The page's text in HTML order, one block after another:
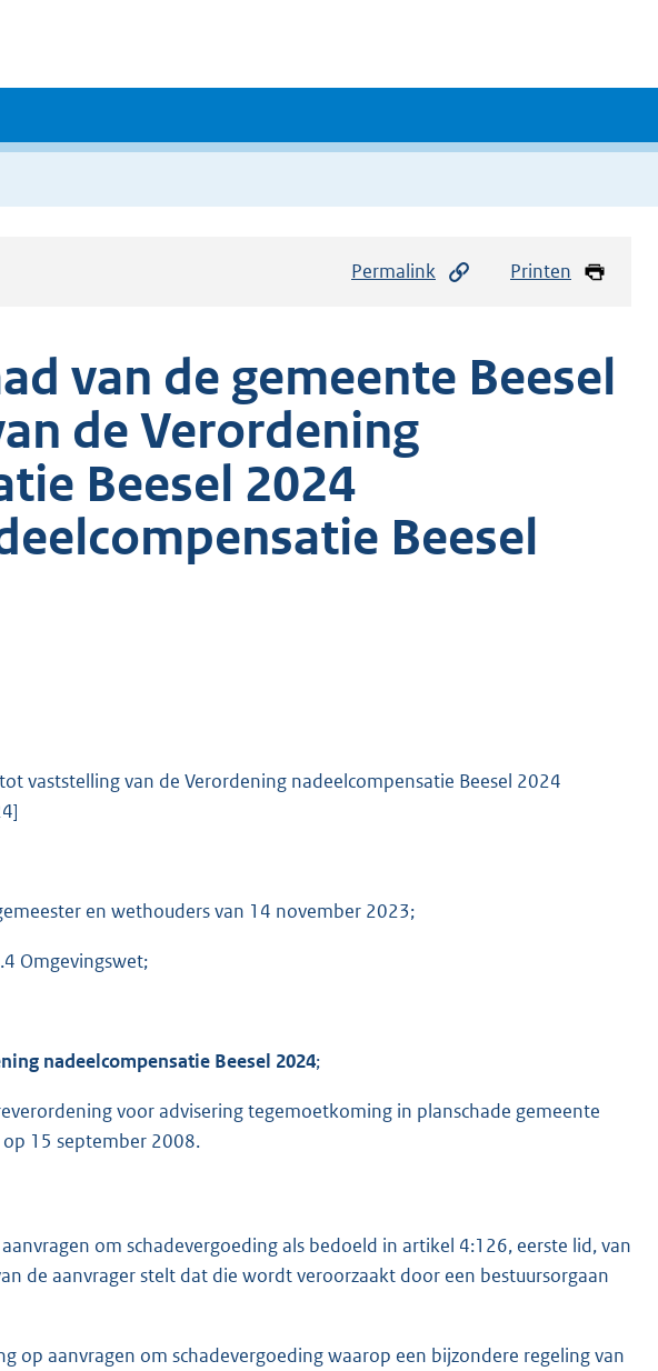
Permalink Printen
van de gemeente Beesel
de Verordening
Beesel 2024
Beesel
vaststelling van de Verordening nadeelcompensatie Beesel 2024
en wethouders van 14 november 2023;
Omgevingswet;
nadeelcompensatie Beesel 2024;
voor advisering tegemoetkoming in planschade gemeente
op 15 september 2008.
om schadevergoeding als bedoeld in artikel 4:126, eerste lid, van
de aanvrager stelt dat die wordt veroorzaakt door een bestuursorgaan
op aanvragen om schadevergoeding waarop een bijzondere regeling van